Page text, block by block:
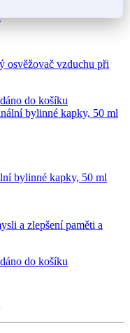
osvěžovač vzduchu při
do košíku
bylinné kapky, 50 ml
a zlepšení paměti a
do košíku